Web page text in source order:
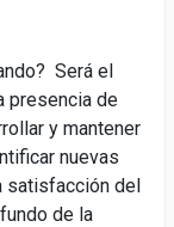
Será el
presencia de
y mantener
nuevas
satisfacción del
de la